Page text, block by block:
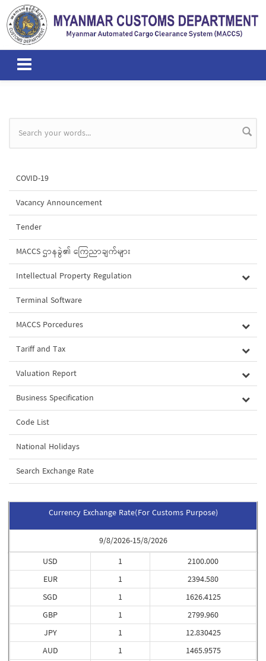
Skip to main content
Search form
COVID-19
Vacancy Announcement
Tender
MACCS ဌာနခွဲ၏ ကြေညာချက်များ
Intellectual Property Regulation
Terminal Software
MACCS Porcedures
Tariff and Tax
Valuation Report
Business Specification
Code List
National Holidays
Search Exchange Rate
Currency Exchange Rate(For Customs Purpose)
9/8/2026-15/8/2026
USD
EUR
SGD
GBP
JPY
AUD
1
1
1
1
1
1
2100.000
2394.580
1626.4125
2799.960
12.830425
1465.9575